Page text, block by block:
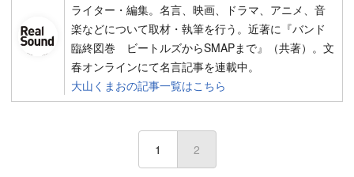
ライター・編集。名言、映画、ドラマ、アニメ、音
楽などについて取材・執筆を行う。近著に『バンド
臨終図巻 ビートルズからSMAPまで』（共著）。文
春オンラインにて名言記事を連載中。
大山くまおの記事一覧はこちら
1 2